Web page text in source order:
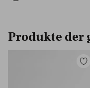
Produkte der
Zu